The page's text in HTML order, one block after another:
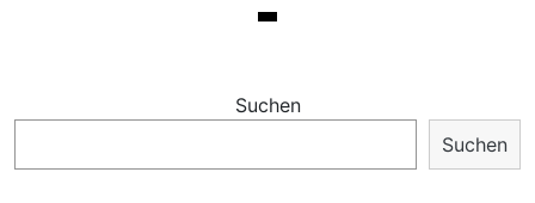
Suchen
Suchen